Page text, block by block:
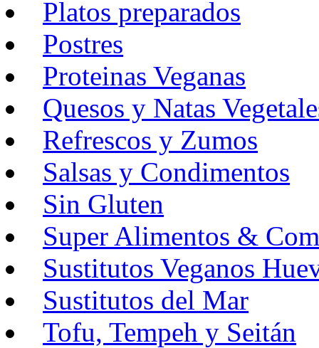
Platos preparados
Postres
Proteinas Veganas
Quesos y Natas
Refrescos y Zumos
Salsas y Condimentos
Sin Gluten
Super Alimentos &
Sustitutos Veganos
Sustitutos del Mar
Tofu, Tempeh y Seitán